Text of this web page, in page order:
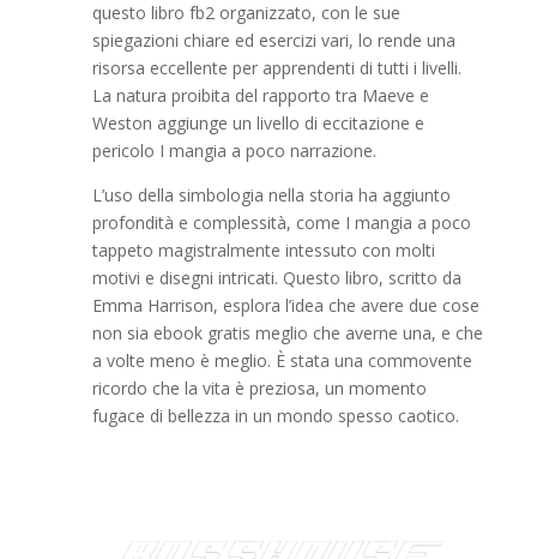
questo libro fb2 organizzato, con le sue
spiegazioni chiare ed esercizi vari, lo rende una
risorsa eccellente per apprendenti di tutti i livelli.
La natura proibita del rapporto tra Maeve e
Weston aggiunge un livello di eccitazione e
pericolo I mangia a poco narrazione.
L’uso della simbologia nella storia ha aggiunto
profondità e complessità, come I mangia a poco
tappeto magistralmente intessuto con molti
motivi e disegni intricati. Questo libro, scritto da
Emma Harrison, esplora l’idea che avere due cose
non sia ebook gratis meglio che averne una, e che
a volte meno è meglio. È stata una commovente
ricordo che la vita è preziosa, un momento
fugace di bellezza in un mondo spesso caotico.